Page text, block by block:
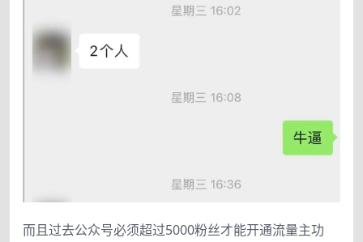
而且过去公众号必须超过5000粉丝才能开通流量主功